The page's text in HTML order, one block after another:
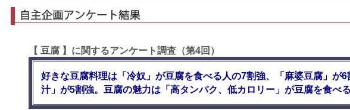
【 豆腐 】に関するアンケート調査（第4回）
好きな豆腐料理は「冷奴」が豆腐を食べる人の7割強、「麻婆豆腐」が
汁」が5割強。豆腐の魅力は「高タンパク、低カロリー」が豆腐を食べ